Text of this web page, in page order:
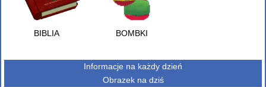
BIBLIA BOMBKI
Informacje na każdy dzień
Obrazek na dziś